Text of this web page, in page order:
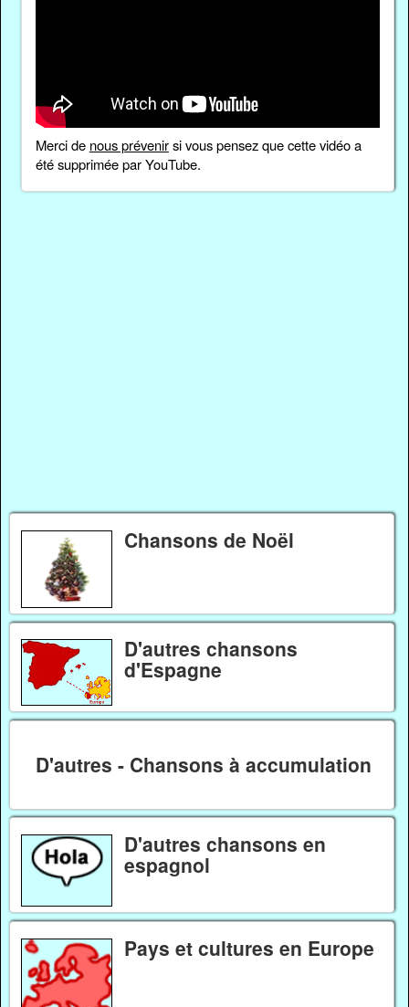
Merci de nous prévenirsi vous pensez que cette vidéo a
été supprimée par YouTube.
Chansons de Noël
D'autres chansons
d'Espagne
D'autres - Chansons à accumulation
D'autres chansons en
espagnol
Pays et cultures en Europe